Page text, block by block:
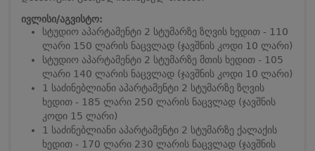
ივლისი/აგვისტო:
სტუდიო აპარტამენტი 2 სტუმარზე ზღვის ხედით - 110
ლარი 150 ლარის ნაცვლად (ჯავშნის კოდი 10 ლარი)
სტუდიო აპარტამენტი 2 სტუმარზე მთის ხედით - 105
ლარი 140 ლარის ნაცვლად (ჯავშნის კოდი 10 ლარი)
1 საძინებლიანი აპარტამენტი 2 სტუმარზე ზღვის
ხედით - 185 ლარი 250 ლარის ნაცვლად (ჯავშნის
კოდი 15 ლარი)
1 საძინებლიანი აპარტამენტი 2 სტუმარზე ქალაქის
ხედით - 170 ლარი 230 ლარის ნაცვლად (ჯავშნის